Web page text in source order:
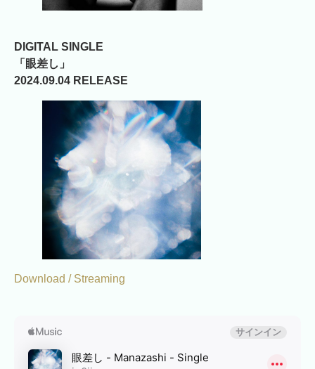
DIGITAL SINGLE
「眼差し」
2024.09.04 RELEASE
Download / Streaming